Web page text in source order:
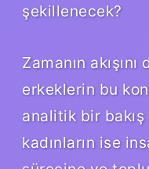
şekillenecek?
Zamanın
erkeklerin bu
analitik bir
kadınların ise